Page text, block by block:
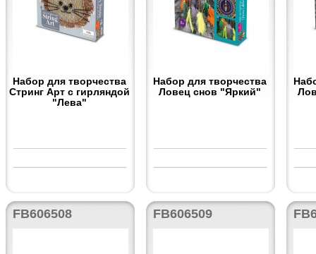
Набор для творчества
Стринг Арт с гирляндой
"Лева"
Набор для творчества
Ловец снов "Яркий"
FB606508 FB606509